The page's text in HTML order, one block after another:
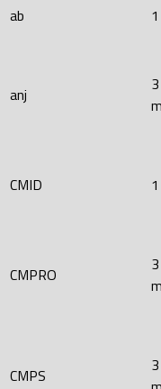
ab
anj
3
CMID
CMPRO
3
CMPS
3